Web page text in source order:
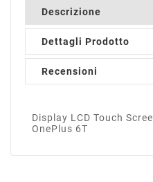
Descrizione
Dettagli Prodotto
Recensioni
Display LCD Touch
OnePlus 6T